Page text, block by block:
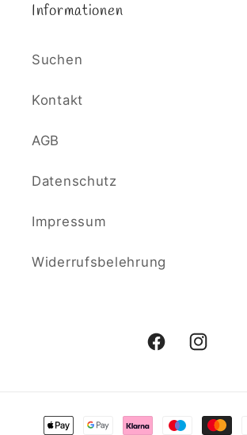
Informationen
Suchen
Kontakt
AGB
Datenschutz
Impressum
Widerrufsbelehrung
FacebookInstagram
Zahlungsmethoden